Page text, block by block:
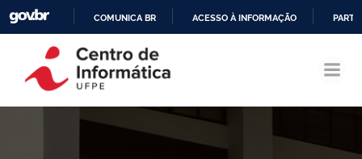
CONTEÚDO
COMUNICA BR ACESSO À INFORMAÇÃO